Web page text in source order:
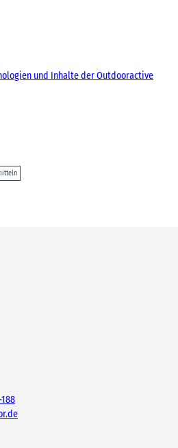
und Inhalte der Outdooractive